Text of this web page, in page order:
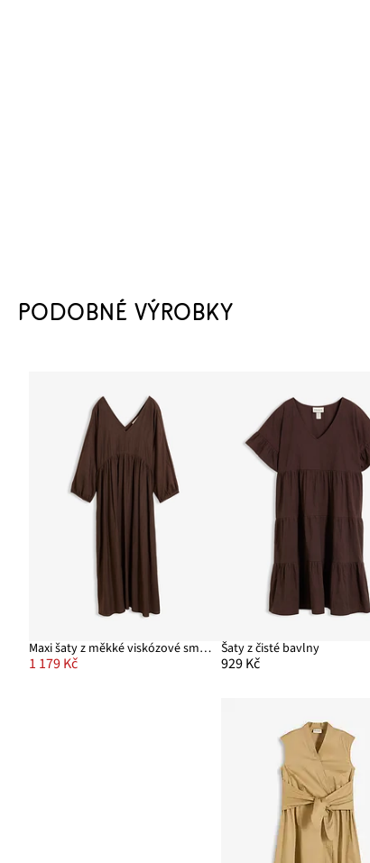
PODOBNÉ VÝROBKY
Maxi šaty z měkké viskózové směsi
1 179 Kč
Šaty z čisté bavlny
929 Kč